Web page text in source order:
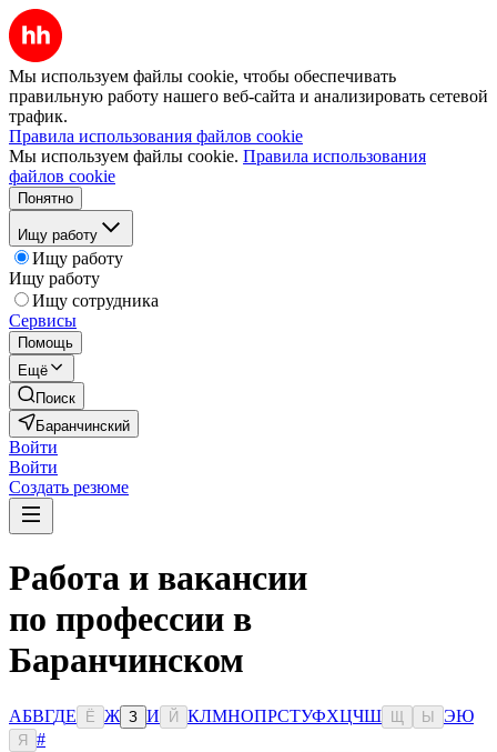
Мы используем файлы cookie, чтобы обеспечивать
правильную работу нашего веб-сайта и анализировать сетевой
трафик.
Правила использования файлов cookie
Мы используем файлы cookie. Правила использования
файлов cookie
Понятно
Ищу работу
Ищу работу
Ищу работу
Ищу сотрудника
Сервисы
Помощь
Ещё
Поиск
Баранчинский
Войти
Войти
Создать резюме
Работа и вакансии
по профессии в
Баранчинском
АБВГДЕ Ё Ж З И Й КЛМНОПРСТУФХЦЧШ Ы ЭЮ
Я
#